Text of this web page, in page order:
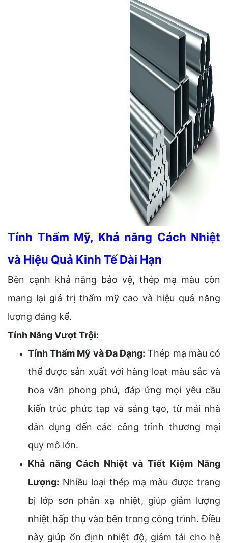
Tính Thẩm Mỹ, Khả năng Cách Nhiệt
và Hiệu Quả Kinh Tế Dài Hạn
Bên cạnh khả năng bảo vệ, thép mạ màu còn
mang lại giá trị thẩm mỹ cao và hiệu quả năng
lượng đáng kể.
Tính Năng Vượt Trội:
Tính Thẩm Mỹ và Đa Dạng: Thép mạ màu có
thể được sản xuất với hàng loạt màu sắc và
hoa văn phong phú, đáp ứng mọi yêu cầu
kiến trúc phức tạp và sáng tạo, từ mái nhà
dân dụng đến các công trình thương mại
quy mô lớn.
Khả năng Cách Nhiệt và Tiết Kiệm Năng
Lượng: Nhiều loại thép mạ màu được trang
bị lớp sơn phản xạ nhiệt, giúp giảm lượng
nhiệt hấp thụ vào bên trong công trình. Điều
này giúp ổn định nhiệt độ, giảm tải cho hệ